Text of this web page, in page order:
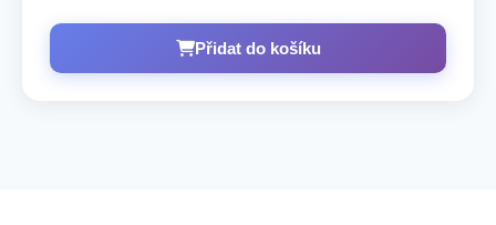
Přidat do košíku